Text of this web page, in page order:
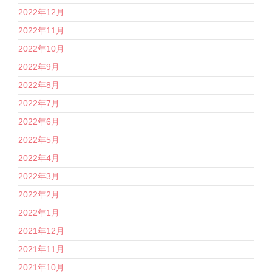
2022年12月
2022年11月
2022年10月
2022年9月
2022年8月
2022年7月
2022年6月
2022年5月
2022年4月
2022年3月
2022年2月
2022年1月
2021年12月
2021年11月
2021年10月